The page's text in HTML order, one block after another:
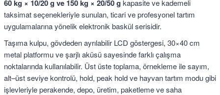
60 kg × 10/20 g ve 150 kg × 20/50 g kapasite ve kademeli
taksimat seçenekleriyle sunulan, ticari ve profesyonel tartım
uygulamalarına yönelik elektronik baskül serisidir.
Taşıma kulpu, gövdeden ayrılabilir LCD göstergesi, 30×40 cm
metal platformu ve şarjlı aküsü sayesinde farklı çalışma
noktalarında kullanılabilir. Üst üste toplama, örnekleme ile sayım,
alt–üst seviye kontrolü, hold, peak hold ve hayvan tartım modu gibi
işlevleriyle perakende, depo, üretim, paketleme ve saha